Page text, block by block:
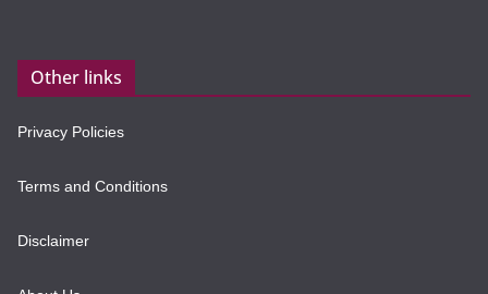
Other links
Privacy Policies
Terms and Conditions
Disclaimer